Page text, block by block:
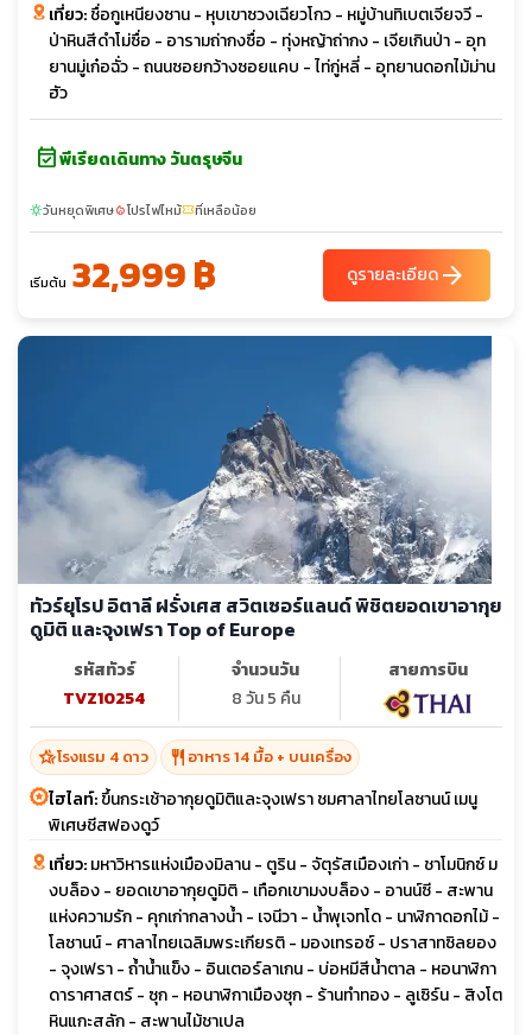
เที่ยว:ชื่อกูเหนียงซาน - หุบเขาซวงเฉียวโกว - หมู่บ้านทิเบตเจียจวี -
ป่าหินสีดำโม่ซื่อ - อารามถ่ากงซื่อ - ทุ่งหญ้าถ่ากง - เจียเกินป่า - อุท
ยานมู่เก๋อฉั่ว - ถนนซอยกว้างซอยแคบ - ไท่กู่หลี่ - อุทยานดอกไม้ม่าน
ฮัว
event_availableพีเรียดเดินทาง วันตรุษจีน
sunnyวันหยุดพิเศษlocal_fire_departmentโปรไฟไหม้confirmation_numberที่เหลือน้อย
เริ่มต้น 32,999 ฿ ดูรายละเอียดarrow_forward
ทัวร์ยุโรป อิตาลี ฝรั่งเศส สวิตเซอร์แลนด์ พิชิตยอดเขาอากุย
ดูมิติ และจุงเฟรา Top of Europe
รหัสทัวร์
TVZ10254
จำนวนวัน
8 วัน 5 คืน
สายการบิน
hotel_classโรงแรม 4 ดาว restaurant อาหาร 14 มื้อ + บนเครื่อง
ไฮไลท์:ขึ้นกระเช้าอากุยดูมิติและจุงเฟรา ชมศาลาไทยโลซานน์ เมนู
พิเศษชีสฟองดูว์
เที่ยว:มหาวิหารแห่งเมืองมิลาน - ตูริน - จัตุรัสเมืองเก่า - ชาโมนิกซ์ ม
งบล็อง - ยอดเขาอากุยดูมิติ - เทือกเขามงบล็อง - อานน์ซี - สะพาน
แห่งความรัก - คุกเก่ากลางน้ำ - เจนีวา - น้ำพุเจทโด - นาฬิกาดอกไม้ -
โลซานน์ - ศาลาไทยเฉลิมพระเกียรติ - มองเทรอซ์ - ปราสาทซิลยอง
- จุงเฟรา - ถ้ำน้ำแข็ง - อินเตอร์ลาเกน - บ่อหมีสีน้ำตาล - หอนาฬิกา
ดาราศาสตร์ - ซุก - หอนาฬิกาเมืองซุก - ร้านทำทอง - ลูเซิร์น - สิงโต
หินแกะสลัก - สะพานไม้ชาเปล